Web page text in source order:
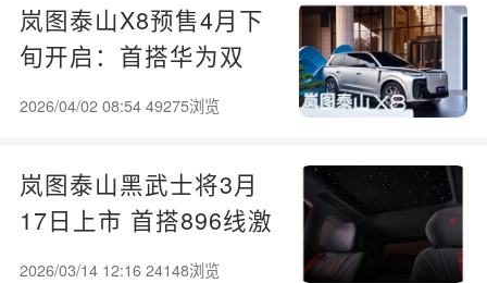
岚图泰山X8预售4月下
旬开启：首搭华为双
15.6英寸双联屏，插混
2026/04/02 08:54 49275浏览
岚图泰山黑武士将3月
17日上市 首搭896线激
光雷达
2026/03/14 12:16 24148浏览